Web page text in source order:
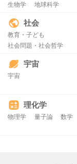
生物学 地球科学
社会
教育・子ども
社会問題・社会哲学
宇宙
宇宙
理化学
物理学 量子論 数学